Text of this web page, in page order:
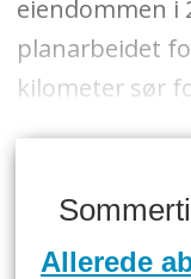
eiendommen i
planarbeidet
kilometer sør
Allerede